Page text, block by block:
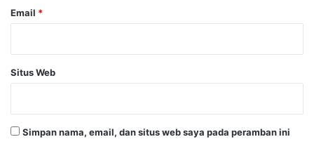
Email *
Situs Web
Simpan nama, email, dan situs web saya pada peramban ini